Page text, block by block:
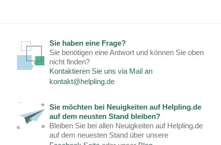
Sie haben eine Frage?
Sie benötigen eine Antwort und können Sie oben
nicht finden?
Kontaktieren Sie uns via Mail an
kontakt@helpling.de
Sie möchten bei Neuigkeiten auf Helpling.de
auf dem neusten Stand bleiben?
Bleiben Sie bei allen Neuigkeiten auf Helpling.de
auf dem neuesten Stand über unsere